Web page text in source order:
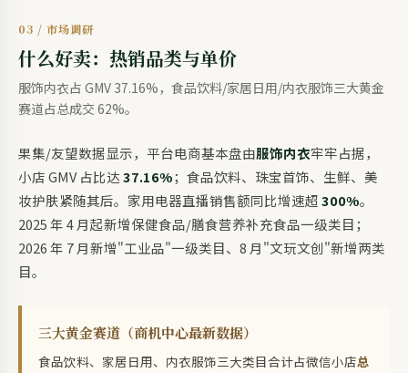
03 / 市场调研
什么好卖：热销品类与单价
服饰内衣占 GMV 37.16%，食品饮料/家居日用/内衣服饰三大黄金
赛道占总成交 62%。
果集/友望数据显示，平台电商基本盘由服饰内衣牢牢占据，
小店 GMV 占比达37.16%；食品饮料、珠宝首饰、生鲜、美
妆护肤紧随其后。家用电器直播销售额同比增速超300%。
2025 年 4 月起新增保健食品/膳食营养补充食品一级类目；
2026 年 7 月新增"工业品"一级类目、8 月"文玩文创"新增两类
目。
三大黄金赛道（商机中心最新数据）
食品饮料、家居日用、内衣服饰三大类目合计占微信小店总